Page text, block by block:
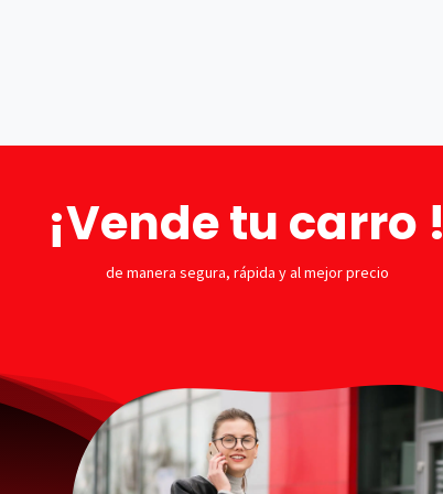
¡Vende tu carro !
de manera segura, rápida y al mejor precio